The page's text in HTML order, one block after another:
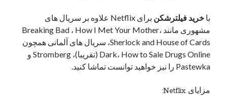
باخرید فیلترشکن
برای Netflix علاوه بر سریال های
مشهوری مانند Breaking Bad ، How I Met Your Mother،
Sherlock and House of Cards، سریال های آلمانی همچون
Dark، How to Sale Drugs Online (تقریبا)، Stromberg و
Pastewka را نیز خواهید توانست تماشا کنید.
مزایای Netflix: